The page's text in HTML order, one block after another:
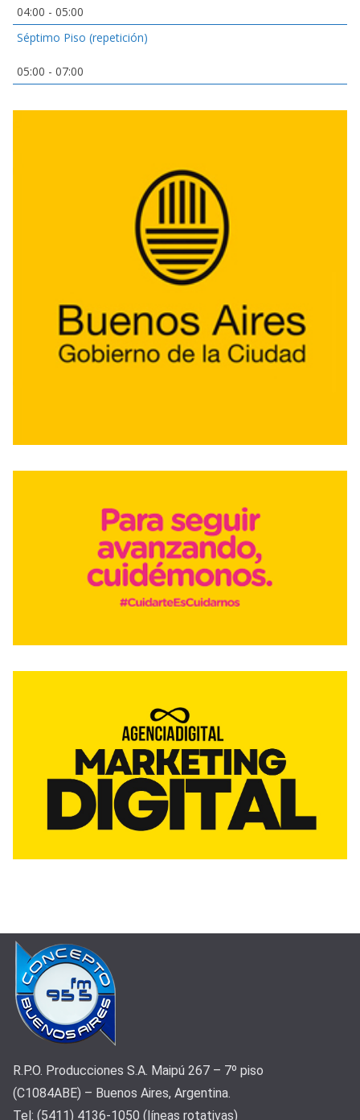
04:00 - 05:00
Séptimo Piso (repetición)
05:00 - 07:00
R.P.O. Producciones S.A. Maipú 267 – 7º piso
(C1084ABE) – Buenos Aires, Argentina.
Tel: (5411) 4136-1050 (líneas rotativas)